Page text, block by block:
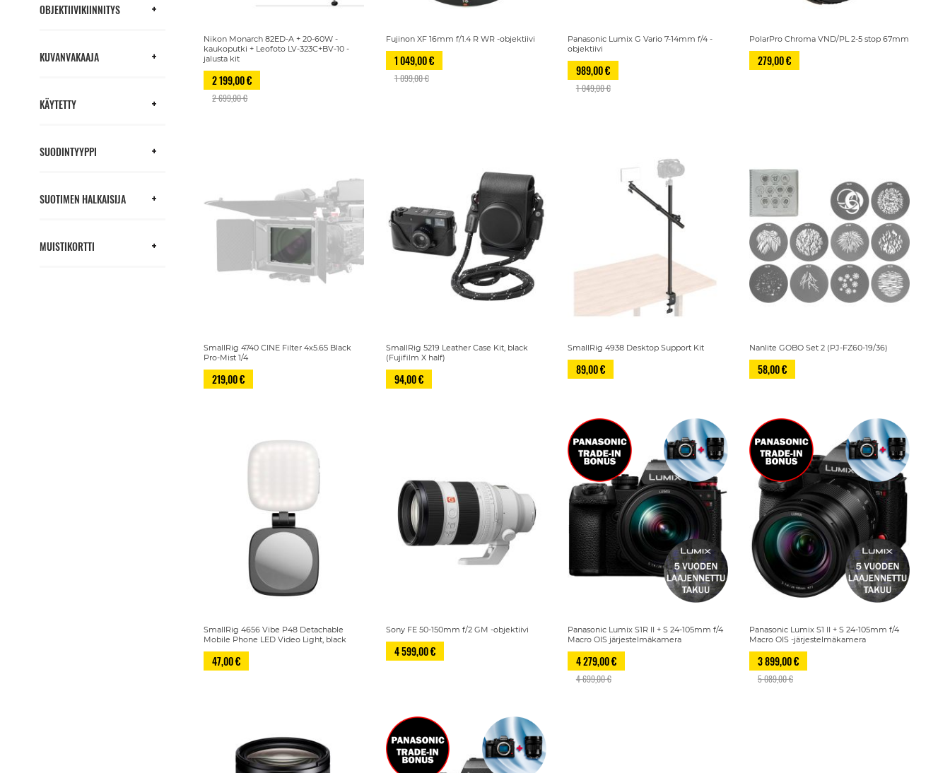
Nikon Monarch 82ED-A + 20-60W -
kaukoputki + Leofoto LV-323C+BV-10 -
jalusta kit
2 199,00 €
2 699,00 €
Fujinon XF 16mm f/1.4 R WR -objektiivi
1 049,00 €
1 099,00 €
Panasonic Lumix G Vario 7-14mm f/4 -
objektiivi
989,00 €
1 049,00 €
PolarPro Chroma VND/PL 2-5 stop 67mm
279,00 €
SmallRig 4740 CINE Filter 4x5.65 Black
Pro-Mist 1/4
219,00 €
SmallRig 5219 Leather Case Kit, black
(Fujifilm X half)
94,00 €
SmallRig 4938 Desktop Support Kit
89,00 €
Nanlite GOBO Set 2 (PJ-FZ60-19/36)
58,00 €
SmallRig 4656 Vibe P48 Detachable
Mobile Phone LED Video Light, black
47,00 €
Sony FE 50-150mm f/2 GM -objektiivi
4 599,00 €
Panasonic Lumix S1R II + S 24-105mm f/4
Macro OIS järjestelmäkamera
4 279,00 €
4 699,00 €
Panasonic Lumix S1 II + S 24-105mm f/4
Macro OIS -järjestelmäkamera
3 899,00 €
5 089,00 €
OBJEKTIIVIKIINNITYS
KUVANVAKAAJA
KÄYTETTY
SUODINTYYPPI
SUOTIMEN HALKAISIJA
MUISTIKORTTI